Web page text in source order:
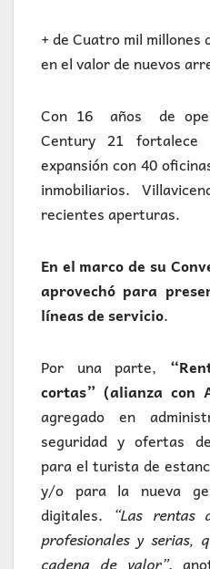
+ de Cuatro mil millones
en el valor de nuevos
Con 16 años de
Century 21 fortalece
expansión con 40
inmobiliarios.
recientes aperturas.
En el marco de su
aprovechó para
líneas de servicio.
Por una parte,
cortas” (alianza con
agregado en
seguridad y ofertas
para el turista de
y/o para la nueva
digitales. “Las rentas
profesionales y serias,
cadena de valor”,